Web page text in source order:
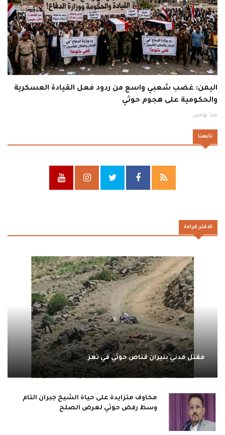
اليمن: غضب شعبي واسع من ردود فعل القيادة العسكرية
والحكومية على هجوم حوثي
منذ يومين
تابعنا
الاكثر قراءة
مقتل مدني بنيران قناص حوثي في تعز
مخاوف متزايدة على حياة الشيخ جبران التام
وسط رفض حوثي لعرض الصلح